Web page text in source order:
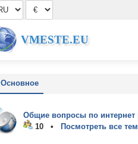
VMESTE.EU
Основное
Общие вопросы по
10 •
Посмотреть все